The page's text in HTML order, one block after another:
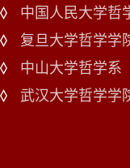
中国人民大学哲
复旦大学哲学学
中山大学哲学系
武汉大学哲学学